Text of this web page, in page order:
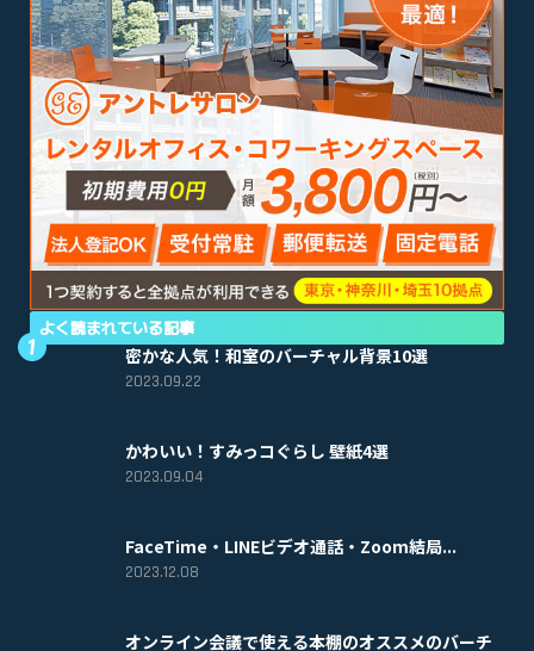
よく読まれている記事
密かな人気！和室のバーチャル背景10選
2023.09.22
かわいい！すみっコぐらし 壁紙4選
2023.09.04
FaceTime・LINEビデオ通話・Zoom結局...
2023.12.08
オンライン会議で使える本棚のオススメのバーチ